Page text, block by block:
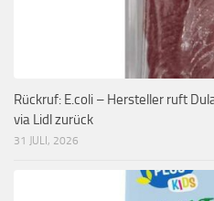
Rückruf: E.coli – Hersteller ruft
via Lidl zurück
31 JULI, 2026